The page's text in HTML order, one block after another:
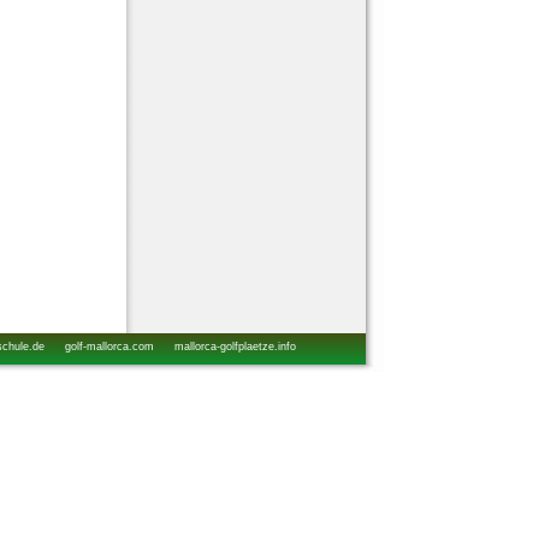
golf-mallorca.com mallorca-golfplaetze.info